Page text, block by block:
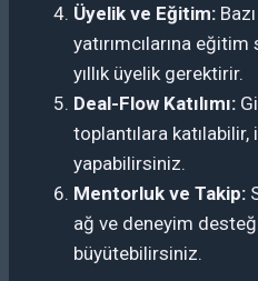
Üyelik ve Eğitim:
yatırımcılarına
yıllık üyelik gerektirir.
Deal-Flow Katılımı:
toplantılara katılabilir,
yapabilirsiniz.
Mentorluk ve Takip:
ağ ve deneyim desteği
büyütebilirsiniz.